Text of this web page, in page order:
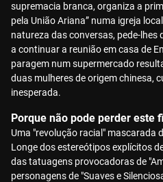
supremacia branca, organiza a
pela União Ariana” numa igreja
natureza das conversas, pede-lhes
a continuar a reunião em casa de
paragem num supermercado
duas mulheres de origem chinesa,
inesperada.
Porque não pode perder este
Uma "revolução racial" mascarada
Longe dos estereótipos explícitos
das tatuagens provocadoras de
personagens de "Suaves e